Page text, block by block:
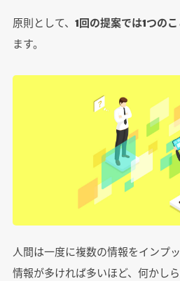
原則として、 1回の提案では1つの
ます。
人間は一度に複数の情報をインプ
情報が多ければ多いほど、何かし